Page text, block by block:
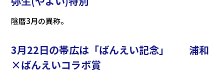
陰暦3月の異称。
3月22日の帯広は「ばんえい記念」 浦和
×ばんえいコラボ賞